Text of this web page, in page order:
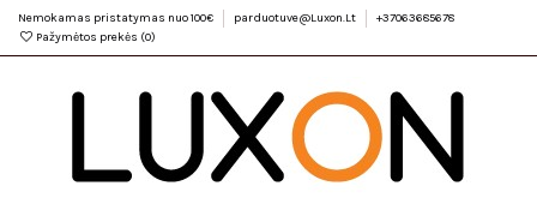
Nemokamas pristatymas nuo 100€ parduotuve@Luxon.Lt
+37063685678
Pažymėtos prekės (0)